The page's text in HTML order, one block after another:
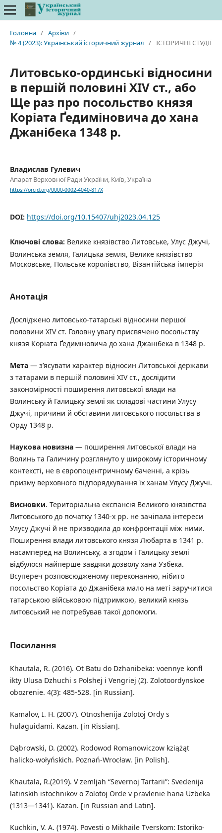
Головна / Архіви /
№ 4 (2023): Український історичний журнал / ІСТОРИЧНІ СТУДІЇ
Литовсько-ординські відносини
в першій половині XIV ст., або
Ще раз про посольство князя
Коріата Ґедиміновича до хана
Джанібека 1348 р.
Владислав Гулевич
Апарат Верховної Ради України, Київ, Україна
https://orcid.org/0000-0002-4040-817X
DOI: https://doi.org/10.15407/uhj2023.04.125
Ключові слова: Велике князівство Литовське, Улус Джучі,
Волинська земля, Галицька земля, Велике князівство
Московське, Польське королівство, Візантійська імперія
Анотація
Досліджено литовсько-татарські відносини першої
половини XIV ст. Головну увагу присвячено посольству
князя Коріата Ґедиміновича до хана Джанібека в 1348 р.
Мета— з’ясувати характер відносин Литовської держави
з татарами в першій половині XIV ст., дослідити
закономірності поширення литовської влади на
Волинську й Галицьку землі як складові частини Улусу
Джучі, причини й обставини литовського посольства в
Орду 1348 р.
Наукова новизна— поширення литовської влади на
Волинь та Галичину розглянуто у широкому історичному
контексті, не в європоцентричному баченні, а крізь
призму верховного підпорядкування їх ханам Улусу Джучі.
Висновки. Територіальна експансія Великого князівства
Литовського до початку 1340-х рр. не зачіпала інтереси
Улусу Джучі й не призводила до конфронтації між ними.
Поширення влади литовського князя Любарта в 1341 р.
насамперед на Волинську, а згодом і Галицьку землі
відбулося найперше завдяки дозволу хана Узбека.
Всупереч розповсюдженому переконанню, нібито
посольство Коріата до Джанібека мало на меті заручитися
татарською військовою підтримкою, великий князь
литовський не потребував такої допомоги.
Посилання
Khautala, R. (2016). Ot Batu do Dzhanibeka: voennye konfl
ikty Ulusa Dzhuchi s Polshej i Vengriej (2). Zolotoordynskoe
obozrenie. 4(3): 485-528. [in Russian].
Kamalov, I. H. (2007). Otnoshenija Zolotoj Ordy s
hulaguidami. Kazan. [in Rissian].
Dąbrowski, D. (2002). Rodowod Romanowiczow kziążąt
halicko-wołyńskich. Poznań-Wrocław. [in Polish].
Khautala, R.(2019). V zemljah “Severnoj Tartarii”: Svedenija
latinskih istochnikov o Zolotoj Orde v pravlenie hana Uzbeka
(1313—1341). Kazan. [in Russian and Latin].
Kuchkin, V. A. (1974). Povesti o Mikhaile Tverskom: Istoriko-